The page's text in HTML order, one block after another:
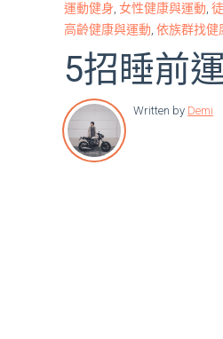
運動健身 女性健康與運動
高齡健康與運動 依族群找健
5招睡前
Written by Demi